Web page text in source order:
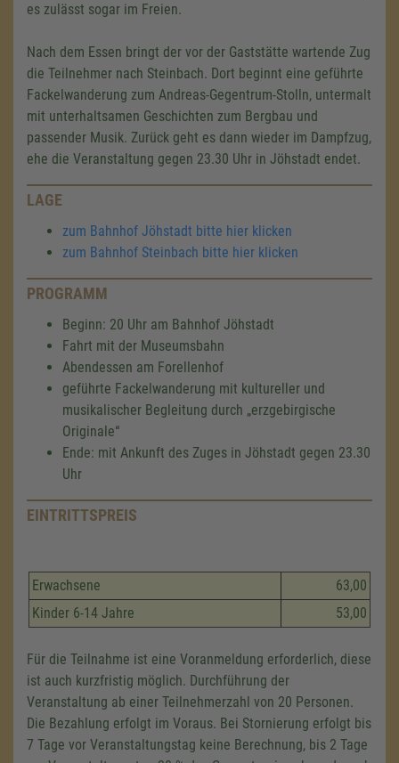
es zulässt sogar im Freien.
Nach dem Essen bringt der vor der Gaststätte wartende Zug
die Teilnehmer nach Steinbach. Dort beginnt eine geführte
Fackelwanderung zum Andreas-Gegentrum-Stolln, untermalt
mit unterhaltsamen Geschichten zum Bergbau und
passender Musik. Zurück geht es dann wieder im Dampfzug,
ehe die Veranstaltung gegen 23.30 Uhr in Jöhstadt endet.
LAGE
zum Bahnhof Jöhstadt bitte hier klicken
zum Bahnhof Steinbach bitte hier klicken
PROGRAMM
Beginn: 20 Uhr am Bahnhof Jöhstadt
Fahrt mit der Museumsbahn
Abendessen am Forellenhof
geführte Fackelwanderung mit kultureller und
musikalischer Begleitung durch „erzgebirgische
Originale“
Ende: mit Ankunft des Zuges in Jöhstadt gegen 23.30
Uhr
EINTRITTSPREIS
Erwachsene
63,00
Kinder 6-14 Jahre
53,00
Für die Teilnahme ist eine Voranmeldung erforderlich, diese
ist auch kurzfristig möglich. Durchführung der
Veranstaltung ab einer Teilnehmerzahl von 20 Personen.
Die Bezahlung erfolgt im Voraus. Bei Stornierung erfolgt bis
7 Tage vor Veranstaltungstag keine Berechnung, bis 2 Tage